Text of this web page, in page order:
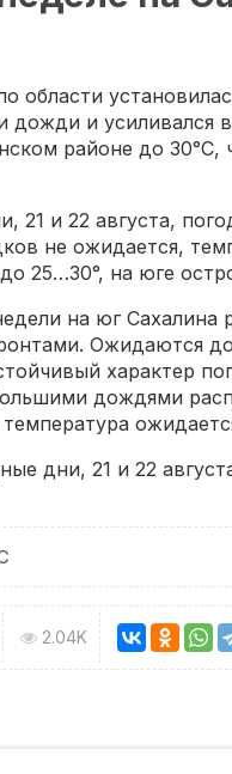
области
дожди и усиливался
районе до 30°С,
21 и 22 августа,
не ожидается,
25…30°, на юге
на юг Сахалина
Ожидаются
характер
дождями
дни, 21 и 22
2.04K